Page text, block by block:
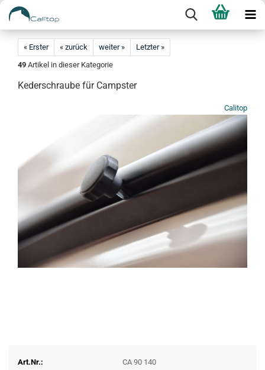
« Erster « zurück weiter »
Letzter »
49 Artikel in dieser Kategorie
Kederschraube für Campster
Calitop
Art.Nr.:
CA 90 140